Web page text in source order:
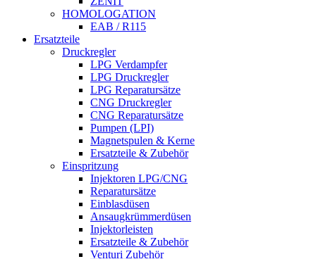
HOMOLOGATION
EAB / R115
Ersatzteile
Druckregler
LPG Verdampfer
LPG Druckregler
LPG Reparatursätze
CNG Druckregler
CNG Reparatursätze
Pumpen (LPI)
Magnetspulen & Kerne
Ersatzteile & Zubehör
Einspritzung
Injektoren LPG/CNG
Reparatursätze
Einblasdüsen
Ansaugkrümmerdüsen
Injektorleisten
Ersatzteile & Zubehör
Venturi Zubehör